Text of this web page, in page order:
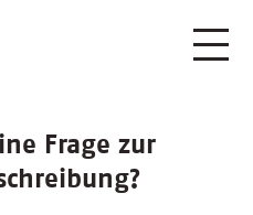
Frage zur